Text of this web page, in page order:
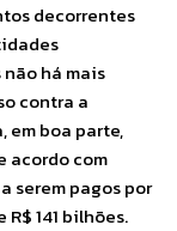
decorrentes
há mais
contra a
em boa parte,
acordo com
serem pagos por
141 bilhões.